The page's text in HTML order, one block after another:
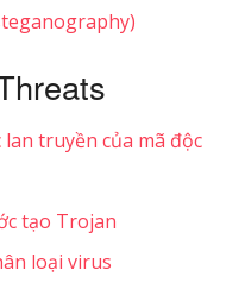
lan truyền của mã độc
tạo Trojan
loại virus